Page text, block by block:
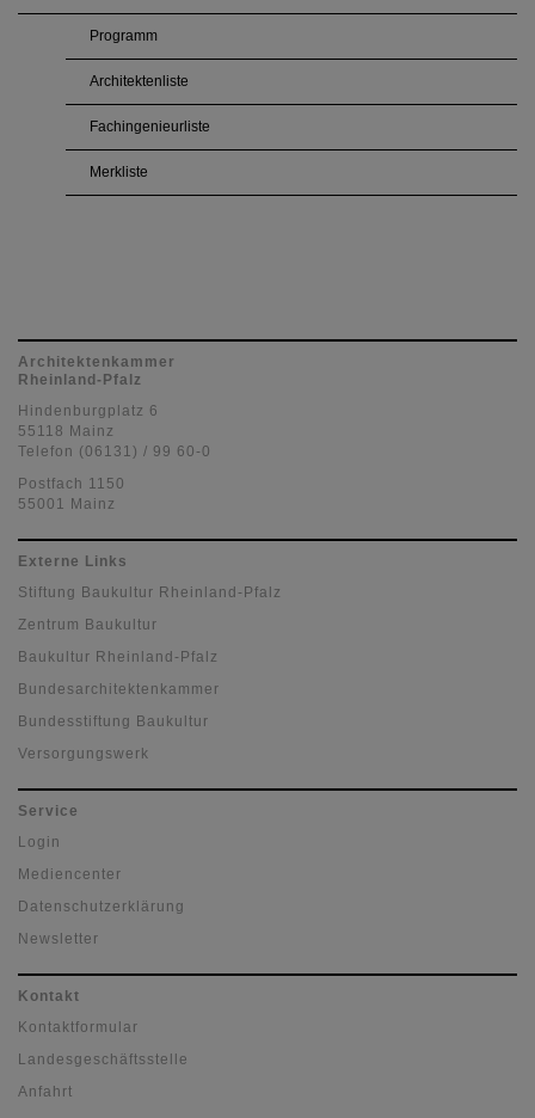
Programm
Architektenliste
Fachingenieurliste
Merkliste
Architektenkammer
Rheinland-Pfalz
Hindenburgplatz 6
55118 Mainz
Telefon (06131) / 99 60-0
Postfach 1150
55001 Mainz
Externe Links
Stiftung Baukultur Rheinland-Pfalz
Zentrum Baukultur
Baukultur Rheinland-Pfalz
Bundesarchitektenkammer
Bundesstiftung Baukultur
Versorgungswerk
Service
Login
Mediencenter
Datenschutzerklärung
Newsletter
Kontakt
Kontaktformular
Landesgeschäftsstelle
Anfahrt